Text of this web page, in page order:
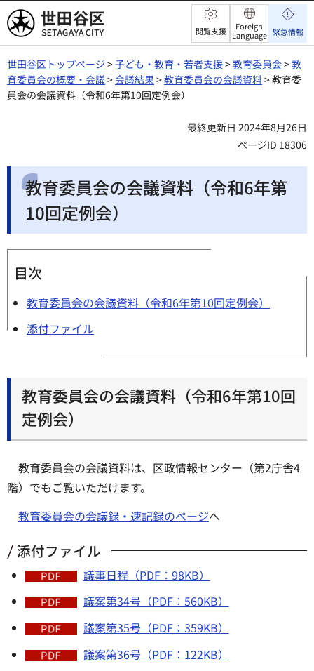
世田谷区 閲覧支援
Foreign
Language 緊急情報
世田谷区トップページ >子ども・教育・若者支援>教育委員会>教
育委員会の概要・会議>会議結果>教育委員会の会議資料> 教育委
員会の会議資料（令和6年第10回定例会）
最終更新日 2024年8月26日
ページID 18306
教育委員会の会議資料（令和6年第
10回定例会）
目次
教育委員会の会議資料（令和6年第10回定例会）
添付ファイル
教育委員会の会議資料（令和6年第10回
定例会）
教育委員会の会議資料は、区政情報センター（第2庁舎4
階）でもご覧いただけます。
教育委員会の会議録・速記録のページへ
添付ファイル
議事日程（PDF：98KB）
議案第34号（PDF：560KB）
議案第35号（PDF：359KB）
議案第36号（PDF：122KB）